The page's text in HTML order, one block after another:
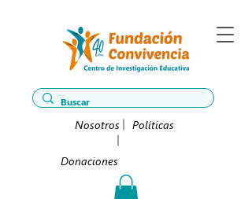
Nosotros Políticas
Donaciones